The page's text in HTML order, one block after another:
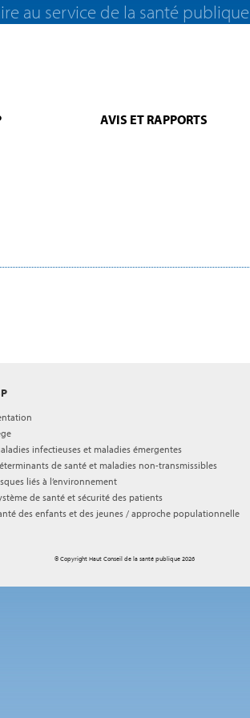
au service de la santé publique
AVIS ET RAPPORTS
infectieuses et maladies émergentes
de santé et maladies non-transmissibles
liés à l’environnement
de santé et sécurité des patients
des enfants et des jeunes / approche populationnelle
© Copyright Haut Conseil de la santé publique 2026